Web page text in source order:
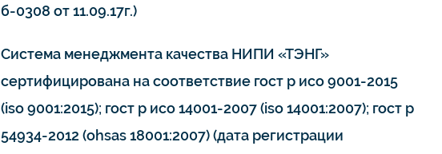
б-0308 от 11.09.17г.)
Система менеджмента качества НИПИ «ТЭНГ»
сертифицирована на соответствие гост р исо 9001-2015
(iso 9001:2015); гост р исо 14001-2007 (iso 14001:2007); гост р
54934-2012 (ohsas 18001:2007) (дата регистрации